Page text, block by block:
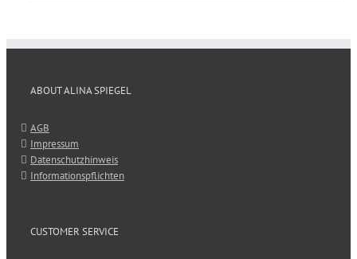
ABOUT ALINA SPIEGEL
AGB
Impressum
Datenschutzhinweis
Informationspflichten
CUSTOMER SERVICE